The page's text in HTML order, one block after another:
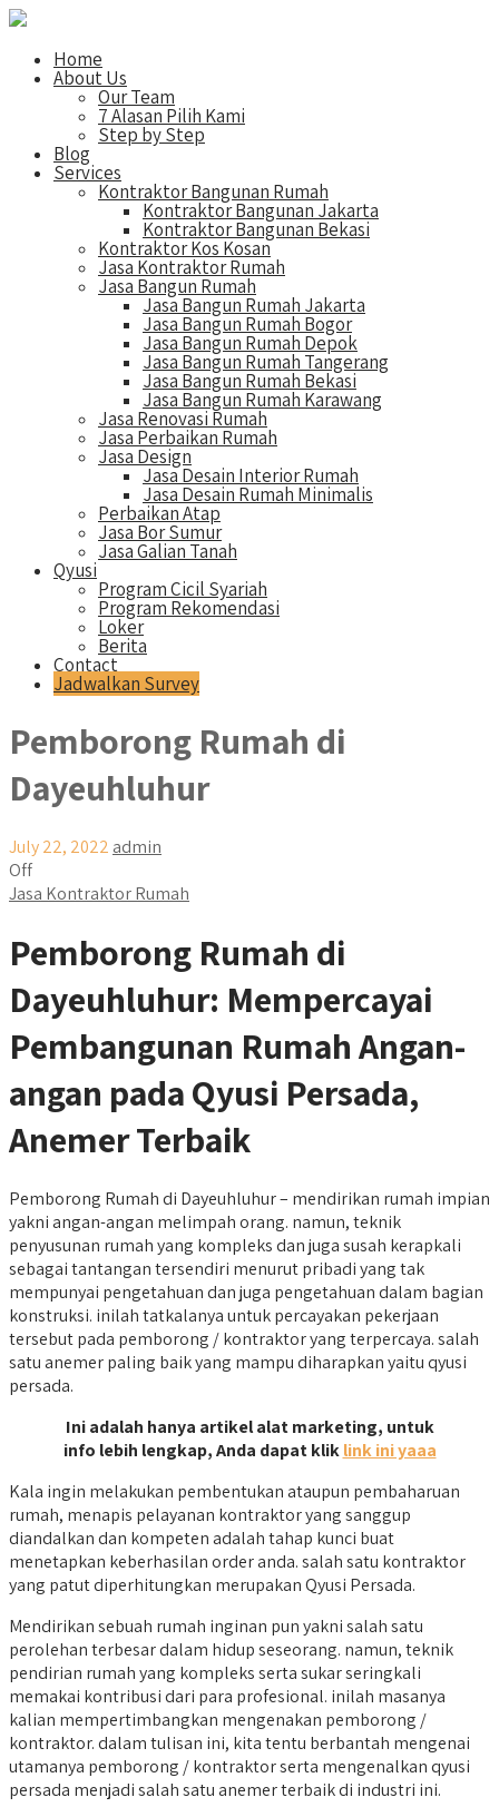
Home
About Us
Our Team
7 Alasan Pilih Kami
Step by Step
Blog
Services
Kontraktor Bangunan Rumah
Kontraktor Bangunan Jakarta
Kontraktor Bangunan Bekasi
Kontraktor Kos Kosan
Jasa Kontraktor Rumah
Jasa Bangun Rumah
Jasa Bangun Rumah Jakarta
Jasa Bangun Rumah Bogor
Jasa Bangun Rumah Depok
Jasa Bangun Rumah Tangerang
Jasa Bangun Rumah Bekasi
Jasa Bangun Rumah Karawang
Jasa Renovasi Rumah
Jasa Perbaikan Rumah
Jasa Design
Jasa Desain Interior Rumah
Jasa Desain Rumah Minimalis
Perbaikan Atap
Jasa Bor Sumur
Jasa Galian Tanah
Qyusi
Program Cicil Syariah
Program Rekomendasi
Loker
Berita
Contact
Jadwalkan Survey
Pemborong Rumah di
Dayeuhluhur
July 22, 2022 admin
Off
Jasa Kontraktor Rumah
Pemborong Rumah di
Dayeuhluhur: Mempercayai
Pembangunan Rumah Angan-
angan pada Qyusi Persada,
Anemer Terbaik
Pemborong Rumah di Dayeuhluhur – mendirikan rumah impian
yakni angan-angan melimpah orang. namun, teknik
penyusunan rumah yang kompleks dan juga susah kerapkali
sebagai tantangan tersendiri menurut pribadi yang tak
mempunyai pengetahuan dan juga pengetahuan dalam bagian
konstruksi. inilah tatkalanya untuk percayakan pekerjaan
tersebut pada pemborong / kontraktor yang terpercaya. salah
satu anemer paling baik yang mampu diharapkan yaitu qyusi
persada.
Ini adalah hanya artikel alat marketing, untuk
info lebih lengkap, Anda dapat kliklink ini yaaa
Kala ingin melakukan pembentukan ataupun pembaharuan
rumah, menapis pelayanan kontraktor yang sanggup
diandalkan dan kompeten adalah tahap kunci buat
menetapkan keberhasilan order anda. salah satu kontraktor
yang patut diperhitungkan merupakan Qyusi Persada.
Mendirikan sebuah rumah inginan pun yakni salah satu
perolehan terbesar dalam hidup seseorang. namun, teknik
pendirian rumah yang kompleks serta sukar seringkali
memakai kontribusi dari para profesional. inilah masanya
kalian mempertimbangkan mengenakan pemborong /
kontraktor. dalam tulisan ini, kita tentu berbantah mengenai
utamanya pemborong / kontraktor serta mengenalkan qyusi
persada menjadi salah satu anemer terbaik di industri ini.